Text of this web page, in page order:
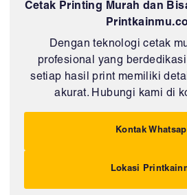
Cetak Printing Murah dan
Dengan teknologi cetak
profesional yang
setiap hasil print memiliki
akurat. Hubungi kami di
Kontak
Lokasi